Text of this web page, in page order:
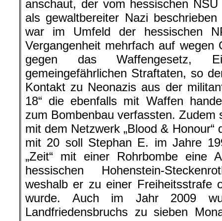
anschaut, der vom hessischen
als gewaltbereiter Nazi
war im Umfeld der hessischen
Vergangenheit mehrfach auf wegen
gegen das Waffengesetz,
gemeingefährlichen Straftaten, so
Kontakt zu Neonazis aus der
18“ die ebenfalls mit Waffen
zum Bombenbau verfassten. Zudem
mit dem Netzwerk „Blood &
mit 20 soll Stephan E. im Jahre
„Zeit“ mit einer Rohrbombe eine
hessischen Hohenstein-
weshalb er zu einer Freiheitsstrafe
wurde. Auch im Jahr 2009
Landfriedensbruchs zu sieben